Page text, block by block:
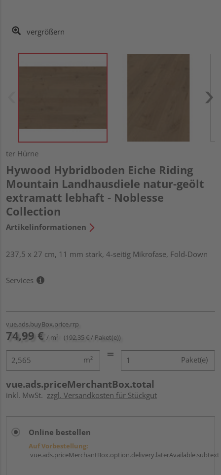
vergrößern
ter Hürne
Hywood Hybridboden Eiche Riding
Mountain Landhausdiele natur-geölt
extramatt lebhaft - Noblesse
Collection
Artikelinformationen
237,5 x 27 cm, 11 mm stark, 4-seitig Mikrofase, Fold-Down
Services
vue.ads.buyBox.price.rrp
74,99 € / m² (192,35 € / Paket(e))
m² Paket(e)
vue.ads.priceMerchantBox.total
inkl. MwSt. zzgl. Versandkosten für Stückgut
Online bestellen
Auf Vorbestellung:
vue.ads.priceMerchantBox.option.delivery.laterAvailable.subtext